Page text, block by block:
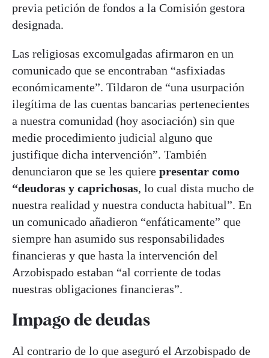
previa petición de fondos a la Comisión gestora
designada.
Las religiosas excomulgadas afirmaron en un
comunicado que se encontraban “asfixiadas
económicamente”. Tildaron de “una usurpación
ilegítima de las cuentas bancarias pertenecientes
a nuestra comunidad (hoy asociación) sin que
medie procedimiento judicial alguno que
justifique dicha intervención”. También
denunciaron que se les quiere presentar como
“deudoras y caprichosas, lo cual dista mucho de
nuestra realidad y nuestra conducta habitual”. En
un comunicado añadieron “enfáticamente” que
siempre han asumido sus responsabilidades
financieras y que hasta la intervención del
Arzobispado estaban “al corriente de todas
nuestras obligaciones financieras”.
Impago de deudas
Al contrario de lo que aseguró el Arzobispado de